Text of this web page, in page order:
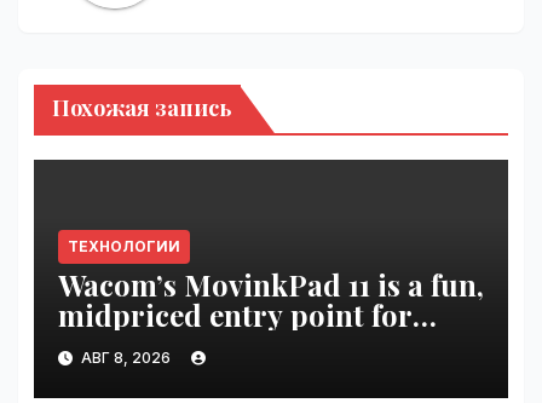
Похожая запись
ТЕХНОЛОГИИ
Wacom’s MovinkPad 11 is a fun,
midpriced entry point for
digital artists | VseTime.ru
АВГ 8, 2026